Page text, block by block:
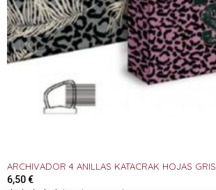
ARCHIVADOR 4 ANILLAS KATACRAK HOJAS GRIS
6,50€